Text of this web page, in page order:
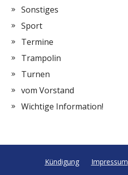
Sonstiges
Sport
Termine
Trampolin
Turnen
vom Vorstand
Wichtige Information!
Kündigung Impressum